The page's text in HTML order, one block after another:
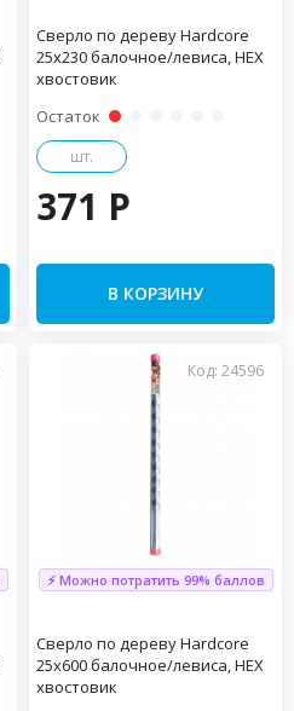
Сверло по дереву Hardcore
25х230 балочное/левиса, HEX
хвостовик
Остаток
шт.
371 P
В КОРЗИНУ
Код: 24596
⚡ Можно потратить 99% баллов
Сверло по дереву Hardcore
25х600 балочное/левиса, HEX
хвостовик